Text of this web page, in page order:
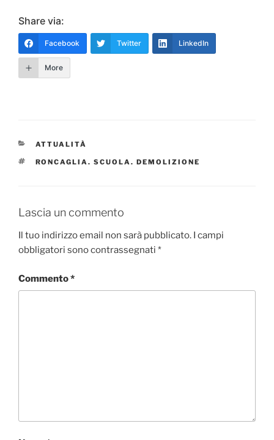
Share via:
Facebook Twitter LinkedIn
More
CATEGORIE
ATTUALITÀ
TAG
RONCAGLIA. SCUOLA. DEMOLIZIONE
Lascia un commento
Il tuo indirizzo email non sarà pubblicato. I campi
obbligatori sono contrassegnati *
Commento*